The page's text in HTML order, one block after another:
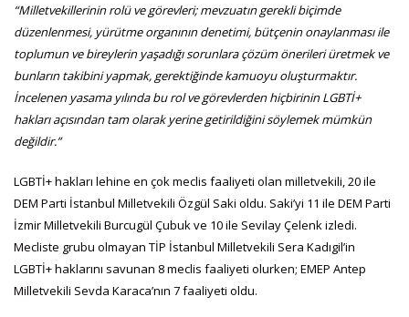
“Milletvekillerinin rolü ve görevleri; mevzuatın gerekli biçimde
düzenlenmesi, yürütme organının denetimi, bütçenin onaylanması ile
toplumun ve bireylerin yaşadığı sorunlara çözüm önerileri üretmek ve
bunların takibini yapmak, gerektiğinde kamuoyu oluşturmaktır.
İncelenen yasama yılında bu rol ve görevlerden hiçbirinin LGBTİ+
hakları açısından tam olarak yerine getirildiğini söylemek mümkün
değildir.”
LGBTİ+ hakları lehine en çok meclis faaliyeti olan milletvekili, 20 ile
DEM Parti İstanbul Milletvekili Özgül Saki oldu. Saki’yi 11 ile DEM Parti
İzmir Milletvekili Burcugül Çubuk ve 10 ile Sevilay Çelenk izledi.
Mecliste grubu olmayan TİP İstanbul Milletvekili Sera Kadıgil’in
LGBTİ+ haklarını savunan 8 meclis faaliyeti olurken; EMEP Antep
Milletvekili Sevda Karaca’nın 7 faaliyeti oldu.